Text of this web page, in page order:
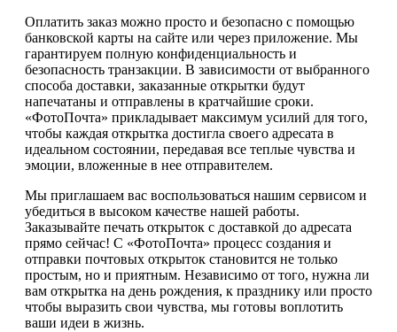
Оплатить заказ можно просто и безопасно с помощью
банковской карты на сайте или через приложение. Мы
гарантируем полную конфиденциальность и
безопасность транзакции. В зависимости от выбранного
способа доставки, заказанные открытки будут
напечатаны и отправлены в кратчайшие сроки.
«ФотоПочта» прикладывает максимум усилий для того,
чтобы каждая открытка достигла своего адресата в
идеальном состоянии, передавая все теплые чувства и
эмоции, вложенные в нее отправителем.
Мы приглашаем вас воспользоваться нашим сервисом и
убедиться в высоком качестве нашей работы.
Заказывайте печать открыток с доставкой до адресата
прямо сейчас! С «ФотоПочта» процесс создания и
отправки почтовых открыток становится не только
простым, но и приятным. Независимо от того, нужна ли
вам открытка на день рождения, к празднику или просто
чтобы выразить свои чувства, мы готовы воплотить
ваши идеи в жизнь.